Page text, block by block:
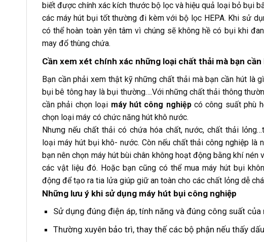
biết được chính xác kích thước bộ lọc và hiệu quả loại bỏ bụi
các máy hút bụi tốt thường đi kèm với bộ lọc HEPA. Khi sử
có thể hoàn toàn yên tâm vì chúng sẽ không hề có bụi khi
may đổ thùng chứa.
Cần xem xét chính xác những loại chất thải mà bạn cần
Bạn cần phải xem thật kỹ những chất thải mà bạn cần hút là
bụi bê tông hay là bụi thường….Với những chất thải thông
cần phải chọn loại máy hút công nghiệpcó công suất phù
chọn loại máy có chức năng hút khô nước.
Nhưng nếu chất thải có chứa hóa chất, nước, chất thải
loại máy hút bụi khô- nước. Còn nếu chất thải công nghiệp là
bạn nên chọn máy hút bùi chân không hoạt động bằng khí nén
các vật liệu đó. Hoặc bạn cũng có thể mua máy hút bụi
động để tạo ra tia lửa giúp giữ an toàn cho các chất lỏng dễ
Những lưu ý khi sử dụng máy hút bụi công nghiệp
Sử dụng đúng điện áp, tính năng và đúng công suất của
Thường xuyên bảo trì, thay thế các bộ phận nếu thấy